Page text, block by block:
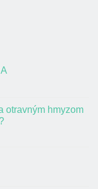
otravným hmyzom